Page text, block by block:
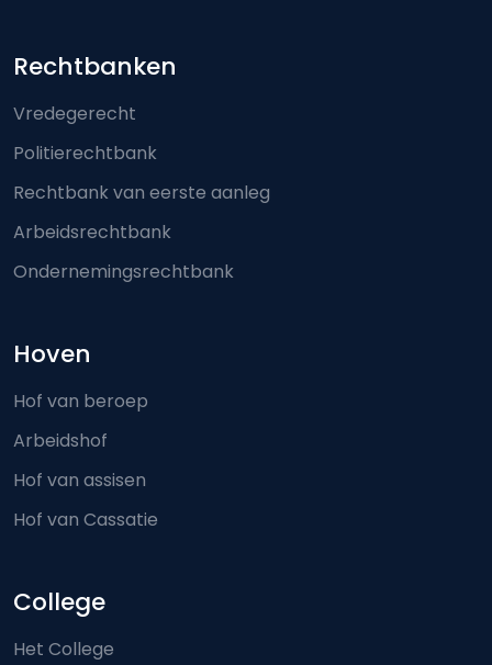
Footer-menu
Rechtbanken
Vredegerecht
Politierechtbank
Rechtbank van eerste aanleg
Arbeidsrechtbank
Ondernemingsrechtbank
Hoven
Hof van beroep
Arbeidshof
Hof van assisen
Hof van Cassatie
College
Het College